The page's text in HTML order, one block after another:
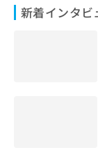
新着インタビ